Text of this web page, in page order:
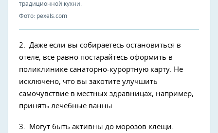
традиционной кухни.
Фото: pexels.com
2. Даже если вы собираетесь остановиться в
отеле, все равно постарайтесь оформить в
поликлинике санаторно-курортную карту. Не
исключено, что вы захотите улучшить
самочувствие в местных здравницах, например,
принять лечебные ванны.
3. Могут быть активны до морозов клещи.